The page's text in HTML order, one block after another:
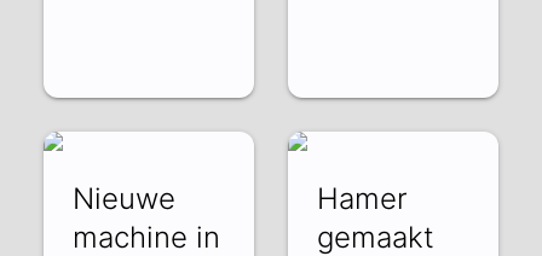
Nieuwe
machine in
Hamer
gemaakt